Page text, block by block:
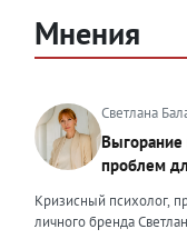
Мнения
Светлана
Выгорание
проблем
Кризисный психолог,
личного бренда